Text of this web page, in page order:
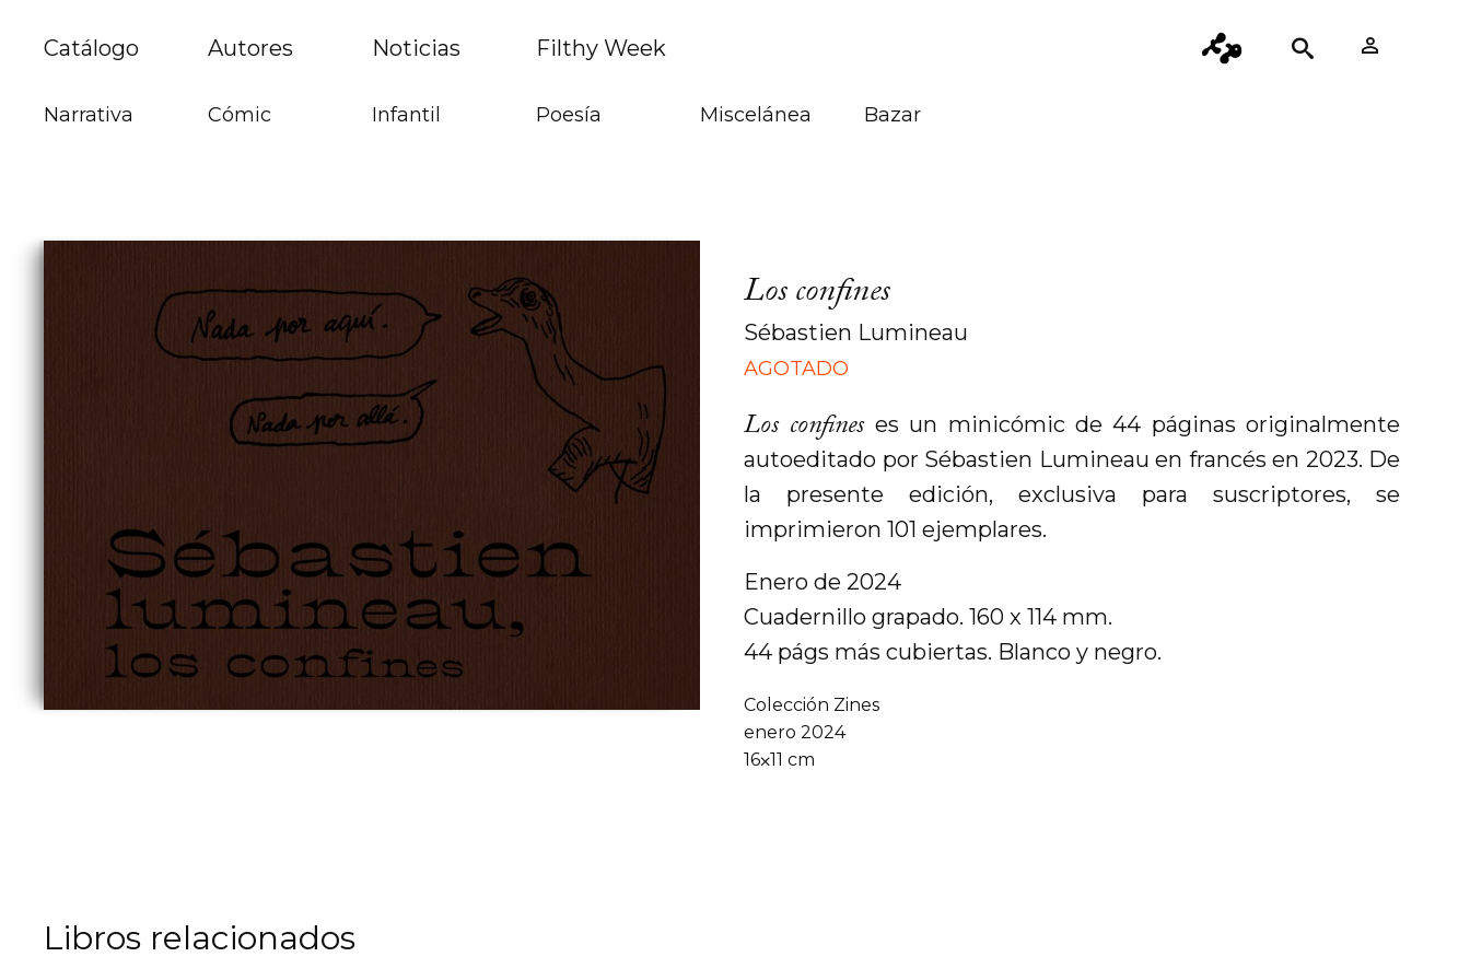
Catálogo Autores Noticias Filthy Week
Narrativa Cómic Infantil Poesía Miscelánea Bazar
Los confines
Sébastien Lumineau
AGOTADO
Los confineses un minicómic de 44 páginas originalmente
autoeditado por Sébastien Lumineau en francés en 2023. De
la presente edición, exclusiva para suscriptores, se
imprimieron 101 ejemplares.
Enero de 2024
Cuadernillo grapado. 160 x 114 mm.
44 págs más cubiertas. Blanco y negro.
Colección Zines
enero 2024
16⨉11 cm
Libros relacionados